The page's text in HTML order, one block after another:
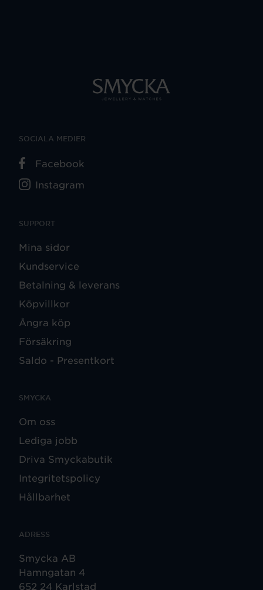
SUPPORT
Mina sidor
Kundservice
Betalning & leverans
Köpvillkor
Ångra köp
Försäkring
Saldo - Presentkort
SMYCKA
Om oss
Lediga jobb
Driva Smyckabutik
Integritetspolicy
Hållbarhet
ADRESS
Smycka AB
Hamngatan 4
652 24 Karlstad
SOCIALA MEDIER
Facebook
Instagram